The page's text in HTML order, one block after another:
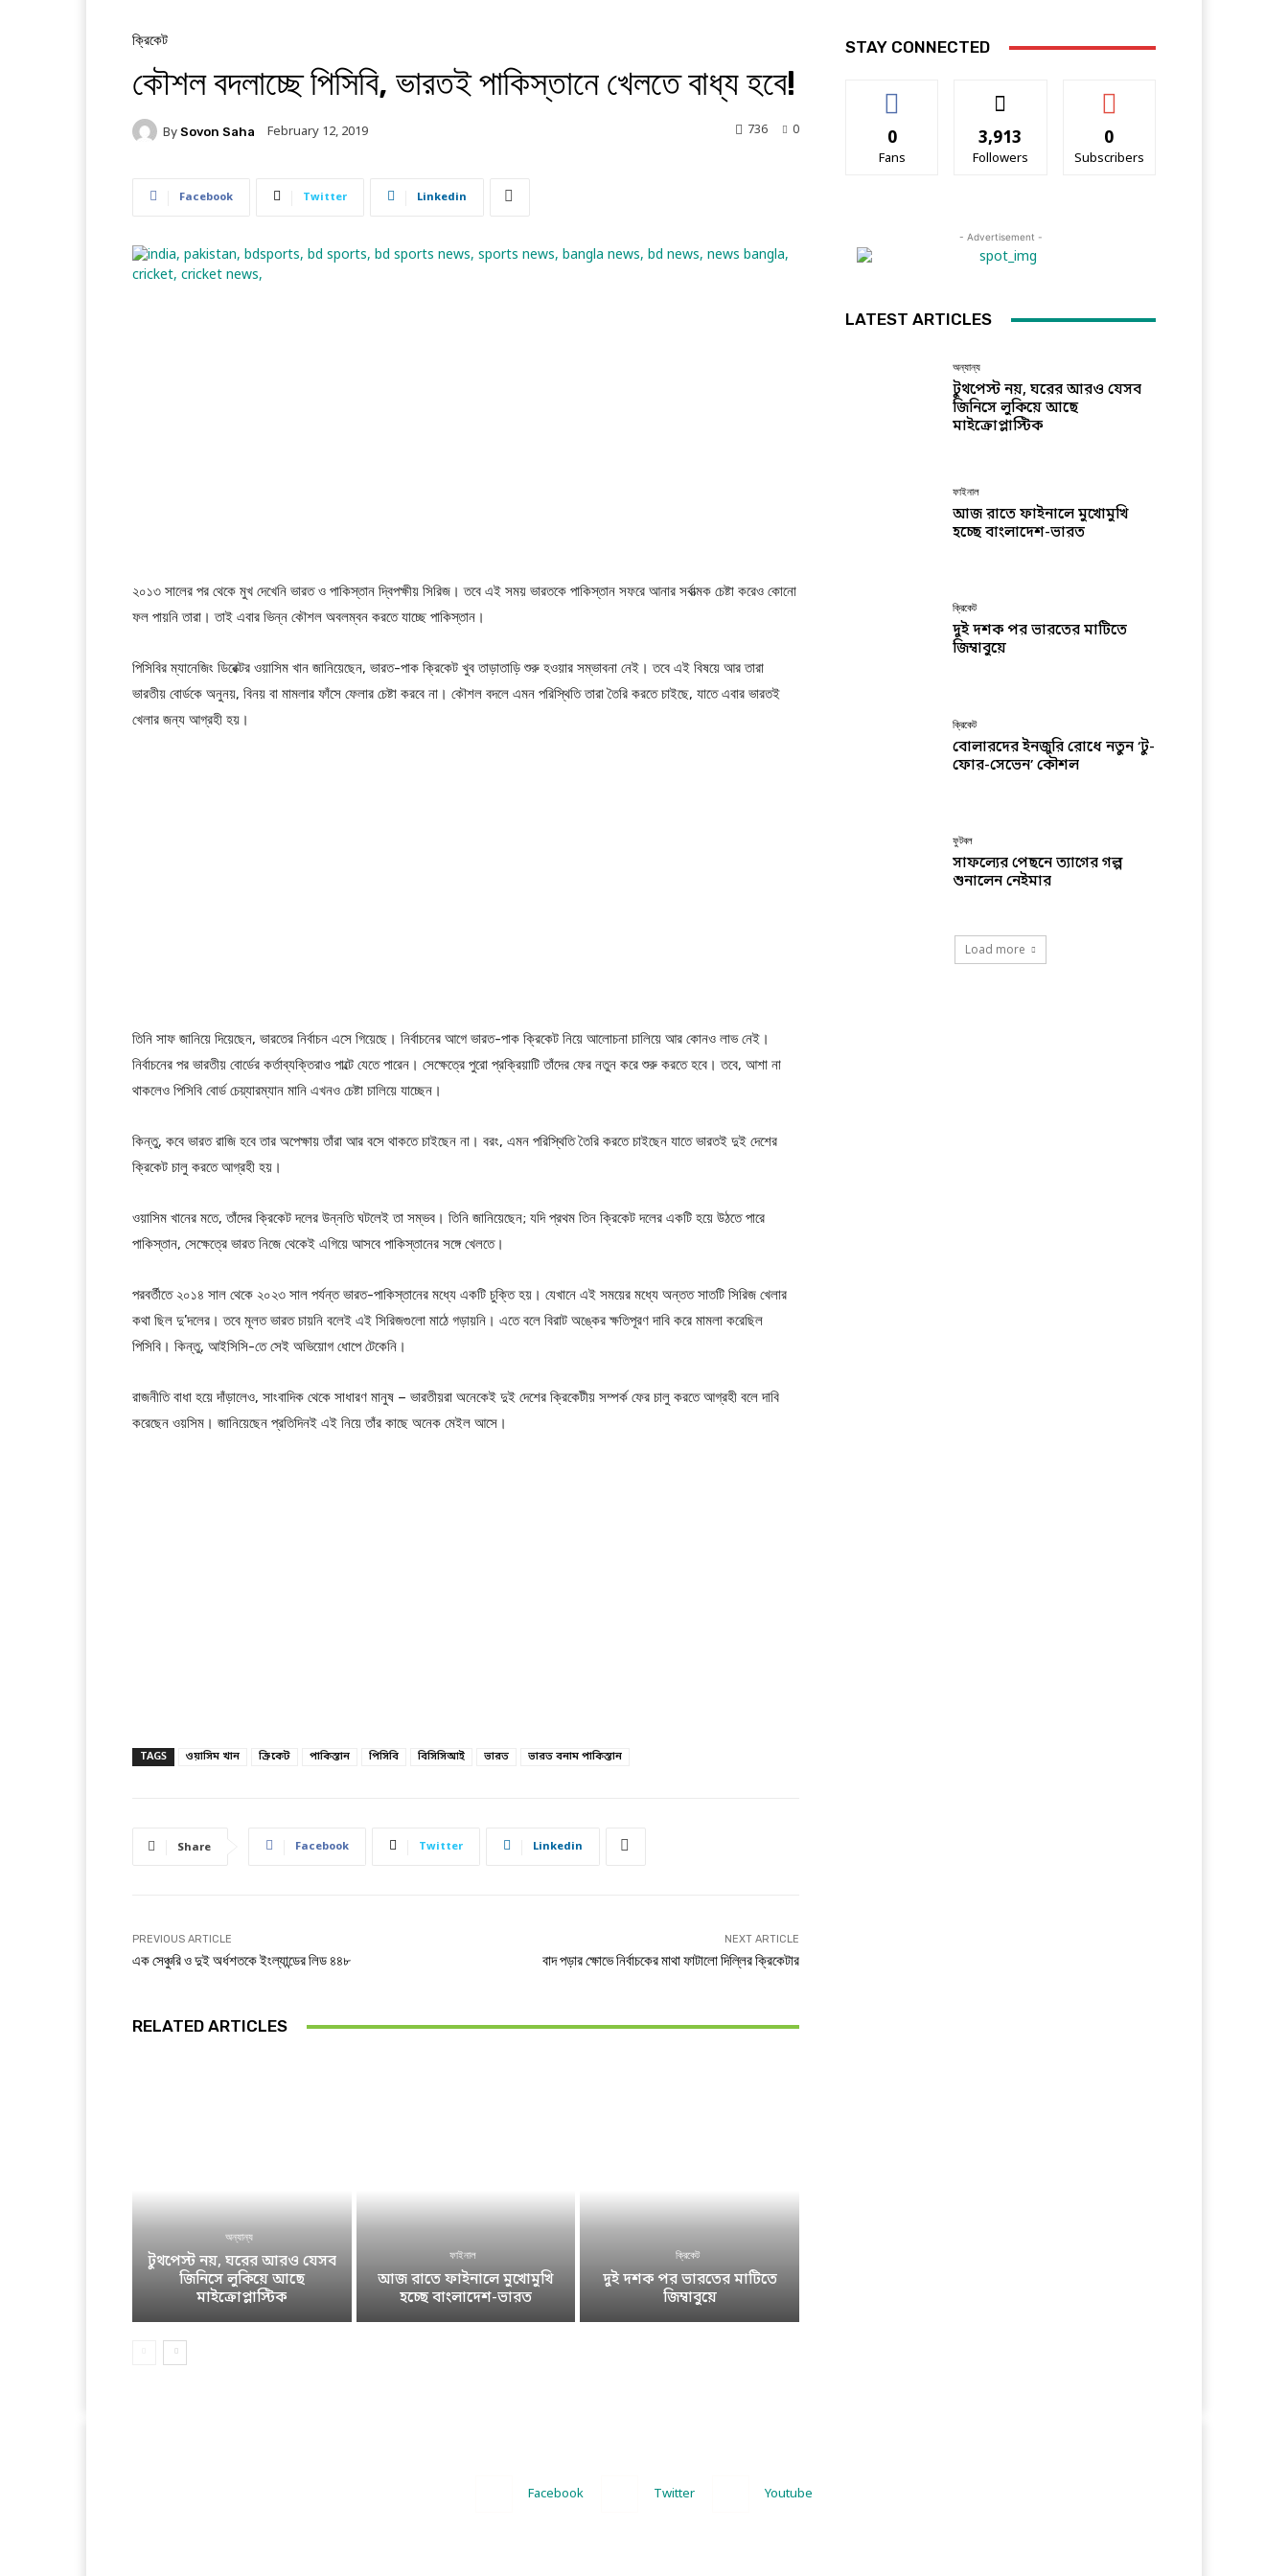
ক্রিকেট
কৌশল বদলাচ্ছে পিসিবি, ভারতই পাকিস্তানে খেলতে বাধ্য হবে!
By Sovon Saha February 12, 2019 0
736
Facebook Twitter Linkedin
২০১৩ সালের পর থেকে মুখ দেখেনি ভারত ও পাকিস্তান দ্বিপক্ষীয় সিরিজ। তবে এই সময় ভারতকে পাকিস্তান সফরে আনার সর্বাত্মক চেষ্টা করেও কোনো
ফল পায়নি তারা। তাই এবার ভিন্ন কৌশল অবলম্বন করতে যাচ্ছে পাকিস্তান।
পিসিবির ম্যানেজিং ডিরেক্টর ওয়াসিম খান জানিয়েছেন, ভারত-পাক ক্রিকেট খুব তাড়াতাড়ি শুরু হওয়ার সম্ভাবনা নেই। তবে এই বিষয়ে আর তারা
ভারতীয় বোর্ডকে অনুনয়, বিনয় বা মামলার ফাঁসে ফেলার চেষ্টা করবে না। কৌশল বদলে এমন পরিস্থিতি তারা তৈরি করতে চাইছে, যাতে এবার ভারতই
খেলার জন্য আগ্রহী হয়।
তিনি সাফ জানিয়ে দিয়েছেন, ভারতের নির্বাচন এসে গিয়েছে। নির্বাচনের আগে ভারত-পাক ক্রিকেট নিয়ে আলোচনা চালিয়ে আর কোনও লাভ নেই।
নির্বাচনের পর ভারতীয় বোর্ডের কর্তাব্যক্তিরাও পাল্টে যেতে পারেন। সেক্ষেত্রে পুরো প্রক্রিয়াটি তাঁদের ফের নতুন করে শুরু করতে হবে। তবে, আশা না
থাকলেও পিসিবি বোর্ড চেয়্যারম্যান মানি এখনও চেষ্টা চালিয়ে যাচ্ছেন।
কিন্তু, কবে ভারত রাজি হবে তার অপেক্ষায় তাঁরা আর বসে থাকতে চাইছেন না। বরং, এমন পরিস্থিতি তৈরি করতে চাইছেন যাতে ভারতই দুই দেশের
ক্রিকেট চালু করতে আগ্রহী হয়।
ওয়াসিম খানের মতে, তাঁদের ক্রিকেট দলের উন্নতি ঘটলেই তা সম্ভব। তিনি জানিয়েছেন; যদি প্রথম তিন ক্রিকেট দলের একটি হয়ে উঠতে পারে
পাকিস্তান, সেক্ষেত্রে ভারত নিজে থেকেই এগিয়ে আসবে পাকিস্তানের সঙ্গে খেলতে।
পরবর্তীতে ২০১৪ সাল থেকে ২০২৩ সাল পর্যন্ত ভারত-পাকিস্তানের মধ্যে একটি চুক্তি হয়। যেখানে এই সময়ের মধ্যে অন্তত সাতটি সিরিজ খেলার
কথা ছিল দু’দলের। তবে মূলত ভারত চায়নি বলেই এই সিরিজগুলো মাঠে গড়ায়নি। এতে বলে বিরাট অঙ্কের ক্ষতিপূরণ দাবি করে মামলা করেছিল
পিসিবি। কিন্তু, আইসিসি-তে সেই অভিয়োগ ধোপে টেকেনি।
রাজনীতি বাধা হয়ে দাঁড়ালেও, সাংবাদিক থেকে সাধারণ মানুষ – ভারতীয়রা অনেকেই দুই দেশের ক্রিকেটীয় সম্পর্ক ফের চালু করতে আগ্রহী বলে দাবি
করেছেন ওয়সিম। জানিয়েছেন প্রতিদিনই এই নিয়ে তাঁর কাছে অনেক মেইল আসে।
TAGS ওয়াসিম খান ক্রিকেট পাকিস্তান পিসিবি বিসিসিআই ভারত ভারত বনাম পাকিস্তান
Share Facebook Twitter Linkedin
PREVIOUS ARTICLE
এক সেঞ্চুরি ও দুই অর্ধশতকে ইংল্যান্ডের লিড ৪৪৮
NEXT ARTICLE
বাদ পড়ার ক্ষোভে নির্বাচকের মাথা ফাটালো দিল্লির ক্রিকেটার
RELATED ARTICLES
অন্যান্য
টুথপেস্ট নয়, ঘরের আরও যেসব
জিনিসে লুকিয়ে আছে
মাইক্রোপ্লাস্টিক
ফাইনাল
আজ রাতে ফাইনালে মুখোমুখি
হচ্ছে বাংলাদেশ-ভারত
ক্রিকেট
দুই দশক পর ভারতের মাটিতে
জিম্বাবুয়ে
STAY CONNECTED
0
Fans
3,913
Followers
0
Subscribers
- Advertisement -
LATEST ARTICLES
অন্যান্য
টুথপেস্ট নয়, ঘরের আরও যেসব
জিনিসে লুকিয়ে আছে
মাইক্রোপ্লাস্টিক
ফাইনাল
আজ রাতে ফাইনালে মুখোমুখি
হচ্ছে বাংলাদেশ-ভারত
ক্রিকেট
দুই দশক পর ভারতের মাটিতে
জিম্বাবুয়ে
ক্রিকেট
বোলারদের ইনজুরি রোধে নতুন ‘টু-
ফোর-সেভেন’ কৌশল
ফুটবল
সাফল্যের পেছনে ত্যাগের গল্প
শুনালেন নেইমার
Load more
Facebook Twitter Youtube